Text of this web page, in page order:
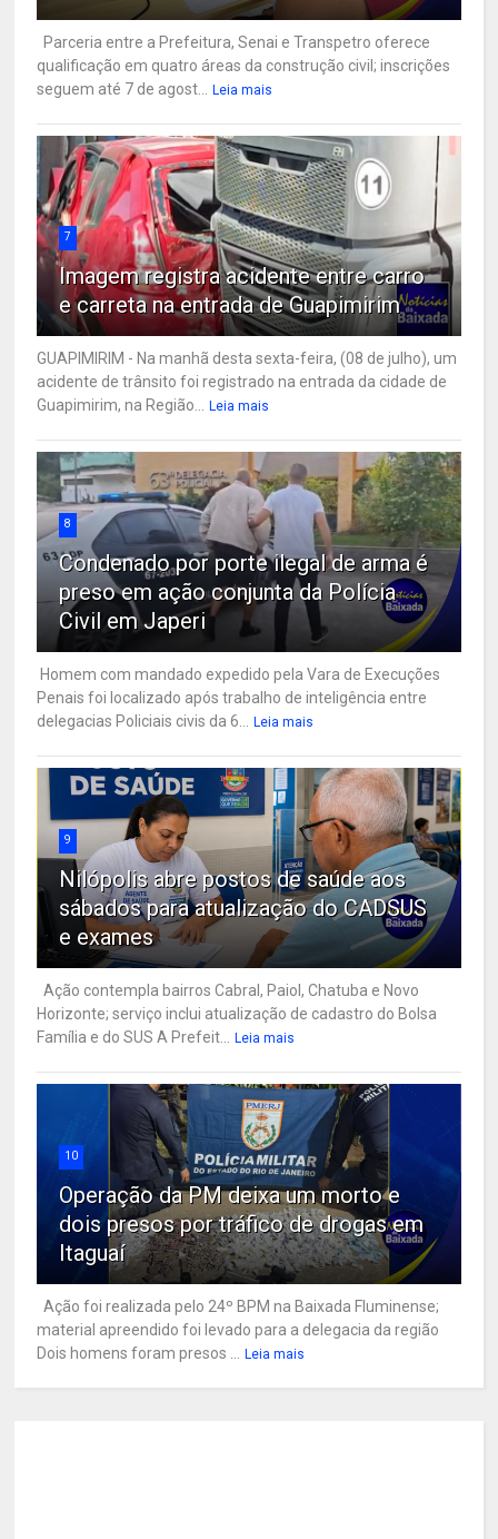
Parceria entre a Prefeitura, Senai e Transpetro oferece
qualificação em quatro áreas da construção civil; inscrições
seguem até 7 de agost...
Leia mais
7
Imagem registra acidente entre carro
e carreta na entrada de Guapimirim
GUAPIMIRIM - Na manhã desta sexta-feira, (08 de julho), um
acidente de trânsito foi registrado na entrada da cidade de
Guapimirim, na Região...
Leia mais
8
Condenado por porte ilegal de arma é
preso em ação conjunta da Polícia
Civil em Japeri
Homem com mandado expedido pela Vara de Execuções
Penais foi localizado após trabalho de inteligência entre
delegacias Policiais civis da 6...
Leia mais
9
Nilópolis abre postos de saúde aos
sábados para atualização do CADSUS
e exames
Ação contempla bairros Cabral, Paiol, Chatuba e Novo
Horizonte; serviço inclui atualização de cadastro do Bolsa
Família e do SUS A Prefeit...
Leia mais
10
Operação da PM deixa um morto e
dois presos por tráfico de drogas em
Itaguaí
Ação foi realizada pelo 24º BPM na Baixada Fluminense;
material apreendido foi levado para a delegacia da região
Dois homens foram presos ...
Leia mais